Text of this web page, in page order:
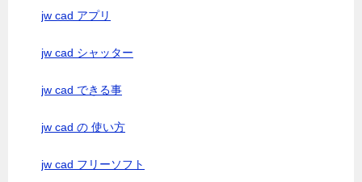
jw cad アプリ
jw cad シャッター
jw cad できる事
jw cad の 使い方
jw cad フリーソフト